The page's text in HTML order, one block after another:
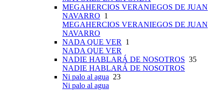
MEGAHERCIOS VERANIEGOS DE JUAN
NAVARRO 1
MEGAHERCIOS VERANIEGOS DE JUAN
NAVARRO
NADA QUE VER
1
NADA QUE VER
NADIE HABLARÁ DE NOSOTROS 35
NADIE HABLARÁ DE NOSOTROS
Ni palo al agua 23
Ni palo al agua